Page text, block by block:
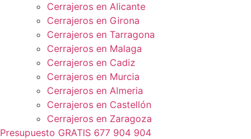
Cerrajeros en Alicante
Cerrajeros en Girona
Cerrajeros en Tarragona
Cerrajeros en Malaga
Cerrajeros en Cadiz
Cerrajeros en Murcia
Cerrajeros en Almeria
Cerrajeros en Castellón
Cerrajeros en Zaragoza
Presupuesto GRATIS 677 904 904